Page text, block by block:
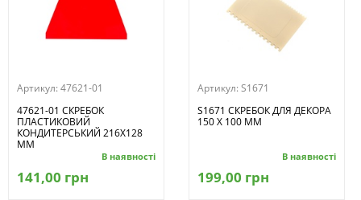
Артикул: 47621-01
47621-01 СКРЕБОК
ПЛАСТИКОВИЙ
КОНДИТЕРСЬКИЙ 216Х128
ММ
В наявності
141,00 грн
Артикул: S1671
S1671 СКРЕБОК ДЛЯ ДЕКОРА
150 X 100 ММ
В наявності
199,00 грн